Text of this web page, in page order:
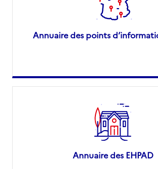
Annuaire des points
Annuaire des EHPAD